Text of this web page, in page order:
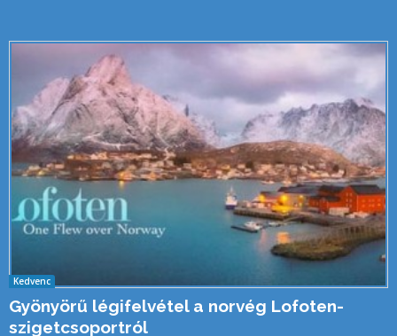
Kedvenc
Gyönyörű légifelvétel a norvég Lofoten-
szigetcsoportról